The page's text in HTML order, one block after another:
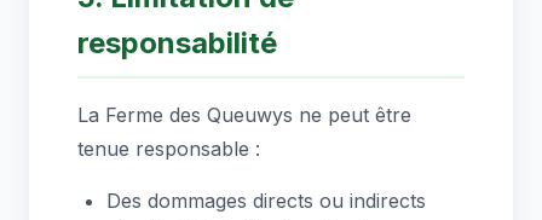
responsabilité
La Ferme des Queuwys ne peut être
tenue responsable :
Des dommages directs ou indirects